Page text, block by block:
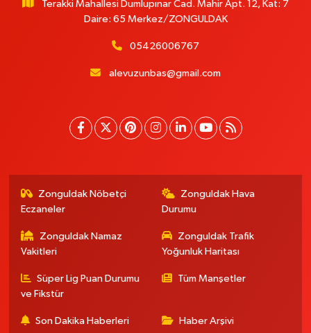
Terakki Mahallesi Dumlupınar Cad. Mahir Apt. 12, Kat: 7
Daire: 65 Merkez/ZONGULDAK
05426006767
alevuzunbas@gmail.com
Zonguldak Nöbetçi
Eczaneler
Zonguldak Hava
Durumu
Zonguldak Namaz
Vakitleri
Zonguldak Trafik
Yoğunluk Haritası
Süper Lig Puan Durumu
ve Fikstür
Tüm Manşetler
Son Dakika Haberleri Haber Arşivi